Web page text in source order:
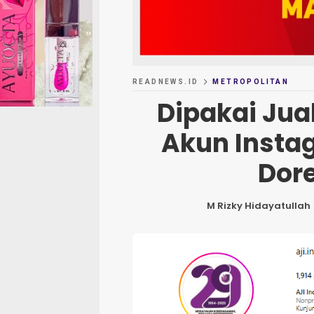
READNEWS.ID METROPOLITAN
Dipakai
Akun
M Rizky Hidayatullah